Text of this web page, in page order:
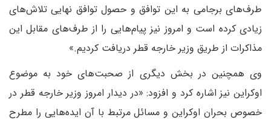
طرف‌های برجامی به این توافق و حصول توافق نهایی تلاش‌های
زیادی کرده است و امروز نیز پیام‌هایی را از طرف‌های مقابل این
مذاکرات از طریق وزیر خارجه قطر دریافت کردیم.»
وی همچنین در بخش دیگری از صحبت‌های خود به موضوع
اوکراین نیز اشاره کرد و افزود: «در دیدار امروز وزیر خارجه قطر در
خصوص بحران اوکراین و مسائل مرتبط با آن ایده‌هایی را مطرح